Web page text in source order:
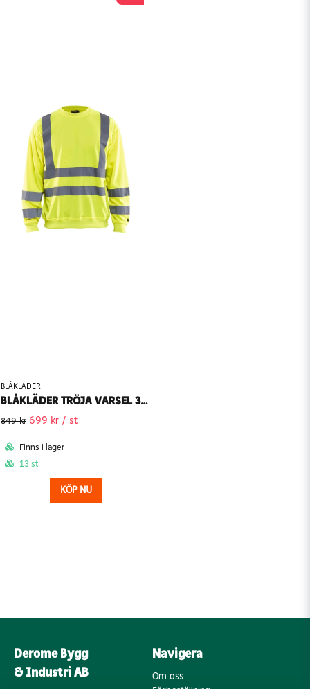
BLÅKLÄDER
BLÅKLÄDER TRÖJA VARSEL 3341-1974
849 kr 699 kr / st
Finns i lager
13 st
KÖP NU
Derome Bygg
& Industri AB
Navigera
Om oss